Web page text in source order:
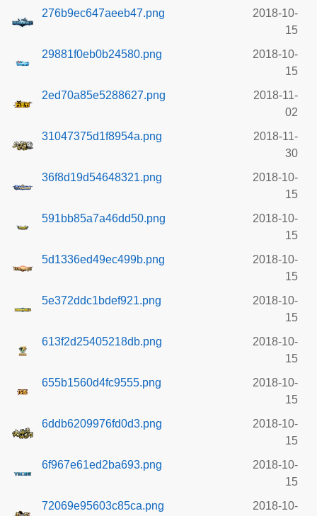
276b9ec647aeeb47.png
2018-10-
15
29881f0eb0b24580.png
2018-10-
15
2ed70a85e5288627.png
2018-11-
02
31047375d1f8954a.png
2018-11-
30
36f8d19d54648321.png
2018-10-
15
591bb85a7a46dd50.png
2018-10-
15
5d1336ed49ec499b.png
2018-10-
15
5e372ddc1bdef921.png
2018-10-
15
613f2d25405218db.png
2018-10-
15
655b1560d4fc9555.png
2018-10-
15
6ddb6209976fd0d3.png
2018-10-
15
6f967e61ed2ba693.png
2018-10-
15
72069e95603c85ca.png
2018-10-